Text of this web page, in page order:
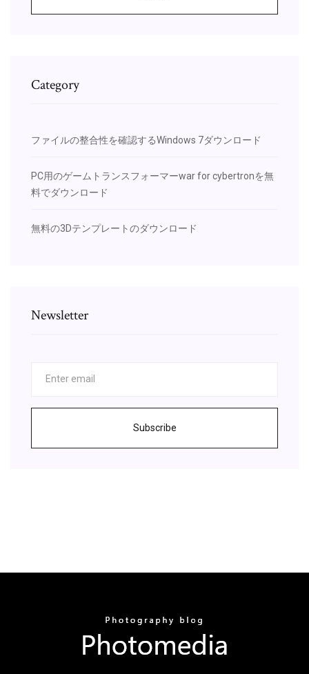
Category
ファイルの整合性を確認するWindows 7ダウンロード
PC用のゲームトランスフォーマーwar for cybertronを無
料でダウンロード
無料の3Dテンプレートのダウンロード
Newsletter
Subscribe